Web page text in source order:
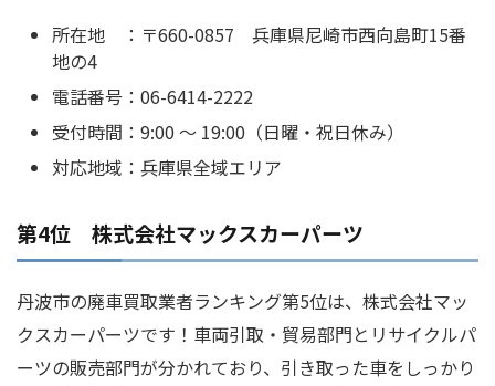
所在地 ：〒660-0857 兵庫県尼崎市西向島町15番
地の4
電話番号：06-6414-2222
受付時間：9:00 ～ 19:00（日曜・祝日休み）
対応地域：兵庫県全域エリア
第4位 株式会社マックスカーパーツ
丹波市の廃車買取業者ランキング第5位は、株式会社マッ
クスカーパーツです！車両引取・貿易部門とリサイクルパ
ーツの販売部門が分かれており、引き取った車をしっかり